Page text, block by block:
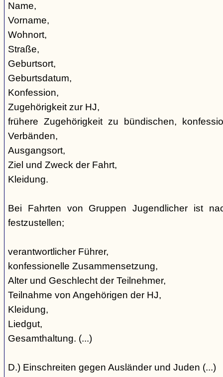
Name,
Vorname,
Wohnort,
Straße,
Geburtsort,
Geburtsdatum,
Konfession,
Zugehörigkeit zur HJ,
frühere Zugehörigkeit zu bündischen,
Verbänden,
Ausgangsort,
Ziel und Zweck der Fahrt,
Kleidung.
Bei Fahrten von Gruppen Jugendlicher ist
festzustellen;
verantwortlicher Führer,
konfessionelle Zusammensetzung,
Alter und Geschlecht der Teilnehmer,
Teilnahme von Angehörigen der HJ,
Kleidung,
Liedgut,
Gesamthaltung. (...)
D.) Einschreiten gegen Ausländer und Juden (...)